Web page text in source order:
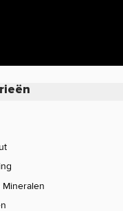
Mineralen